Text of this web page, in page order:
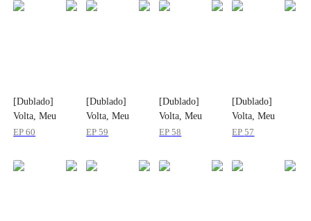
[Dublado]
Volta, Meu
Marido
EP60
[Dublado]
Volta, Meu
Marido
EP59
[Dublado]
Volta, Meu
Marido
EP58
[Dublado]
Volta, Meu
Marido
EP57